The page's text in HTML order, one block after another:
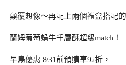
顛覆想像～再配上兩個禮盒搭配的
蘭姆葡萄蝸牛千層酥超級match！
早鳥優惠 8/31前預購享92折，